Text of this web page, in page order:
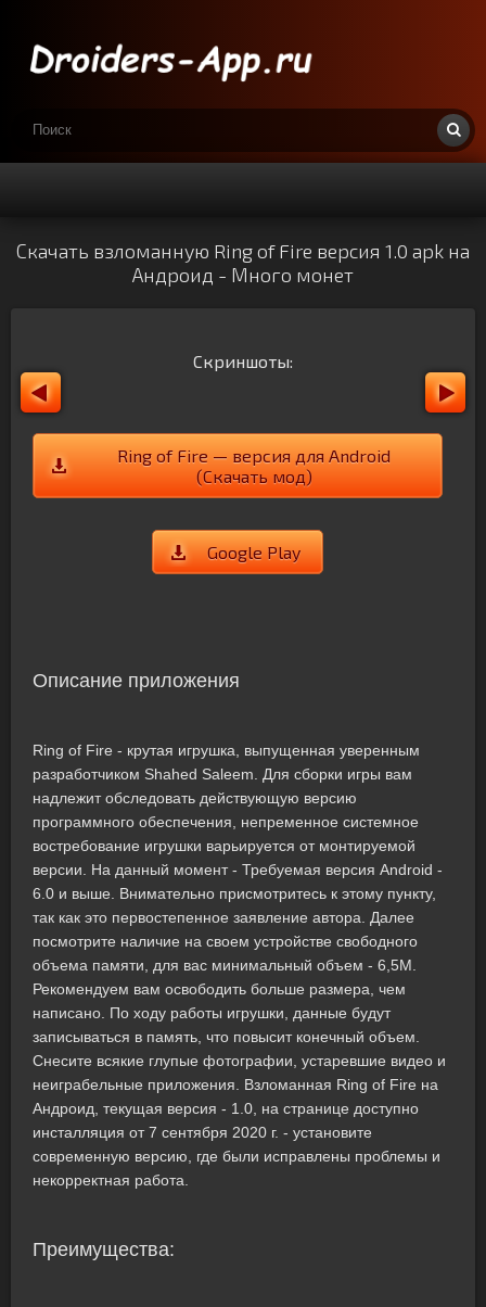
Скачать взломанную Ring of Fire версия 1.0 apk на
Андроид - Много монет
Скриншоты:
Ring of Fire — версия для Android
(Скачать мод)
Google Play
Описание приложения
Ring of Fire - крутая игрушка, выпущенная уверенным
разработчиком Shahed Saleem. Для сборки игры вам
надлежит обследовать действующую версию
программного обеспечения, непременное системное
востребование игрушки варьируется от монтируемой
версии. На данный момент - Требуемая версия Android -
6.0 и выше. Внимательно присмотритесь к этому пункту,
так как это первостепенное заявление автора. Далее
посмотрите наличие на своем устройстве свободного
объема памяти, для вас минимальный объем - 6,5M.
Рекомендуем вам освободить больше размера, чем
написано. По ходу работы игрушки, данные будут
записываться в память, что повысит конечный объем.
Снесите всякие глупые фотографии, устаревшие видео и
неиграбельные приложения. Взломанная Ring of Fire на
Андроид, текущая версия - 1.0, на странице доступно
инсталляция от 7 сентября 2020 г. - установите
современную версию, где были исправлены проблемы и
некорректная работа.
Преимущества: